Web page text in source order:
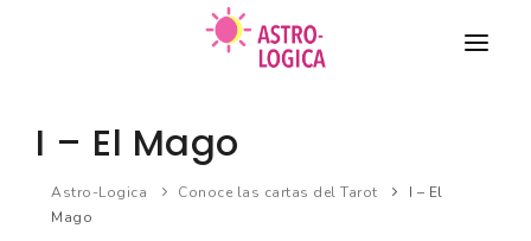
HORÓSCOPO
I – El Mago
Astro-Logica Conoce las cartas del Tarot
I – El
Mago